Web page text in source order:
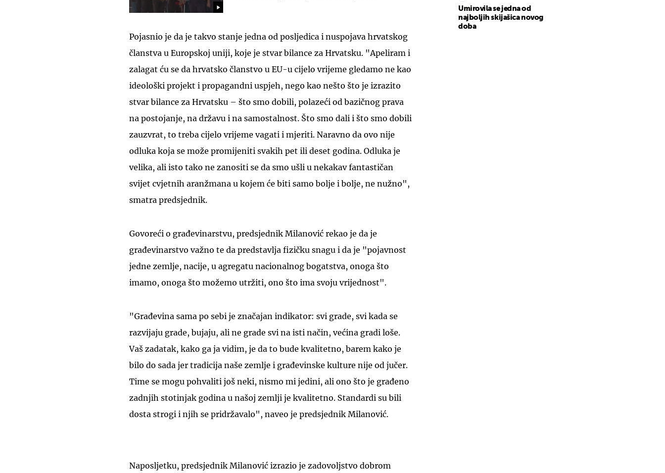
Pojasnio je da je takvo stanje jedna od posljedica i nuspojava hrvatskog
članstva u Europskoj uniji, koje je stvar bilance za Hrvatsku. "Apeliram i
zalagat ću se da hrvatsko članstvo u EU-u cijelo vrijeme gledamo ne kao
ideološki projekt i propagandni uspjeh, nego kao nešto što je izrazito
stvar bilance za Hrvatsku – što smo dobili, polazeći od bazičnog prava
na postojanje, na državu i na samostalnost. Što smo dali i što smo dobili
zauzvrat, to treba cijelo vrijeme vagati i mjeriti. Naravno da ovo nije
odluka koja se može promijeniti svakih pet ili deset godina. Odluka je
velika, ali isto tako ne zanositi se da smo ušli u nekakav fantastičan
svijet cvjetnih aranžmana u kojem će biti samo bolje i bolje, ne nužno",
smatra predsjednik.
Govoreći o građevinarstvu, predsjednik Milanović rekao je da je
građevinarstvo važno te da predstavlja fizičku snagu i da je "pojavnost
jedne zemlje, nacije, u agregatu nacionalnog bogatstva, onoga što
imamo, onoga što možemo utržiti, ono što ima svoju vrijednost".
"Građevina sama po sebi je značajan indikator: svi grade, svi kada se
razvijaju grade, bujaju, ali ne grade svi na isti način, većina gradi loše.
Vaš zadatak, kako ga ja vidim, je da to bude kvalitetno, barem kako je
bilo do sada jer tradicija naše zemlje i građevinske kulture nije od jučer.
Time se mogu pohvaliti još neki, nismo mi jedini, ali ono što je građeno
zadnjih stotinjak godina u našoj zemlji je kvalitetno. Standardi su bili
dosta strogi i njih se pridržavalo", naveo je predsjednik Milanović.
Naposljetku, predsjednik Milanović izrazio je zadovoljstvo dobrom
Umirovila se jedna od
najboljih skijašica novog
doba
UKLJUČITE NOTIFIKACIJE